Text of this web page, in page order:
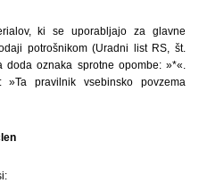
ki se uporabljajo za glavne
potrošnikom (Uradni list RS, št.
oznaka sprotne opombe: »*«.
pravilnik vsebinsko povzema